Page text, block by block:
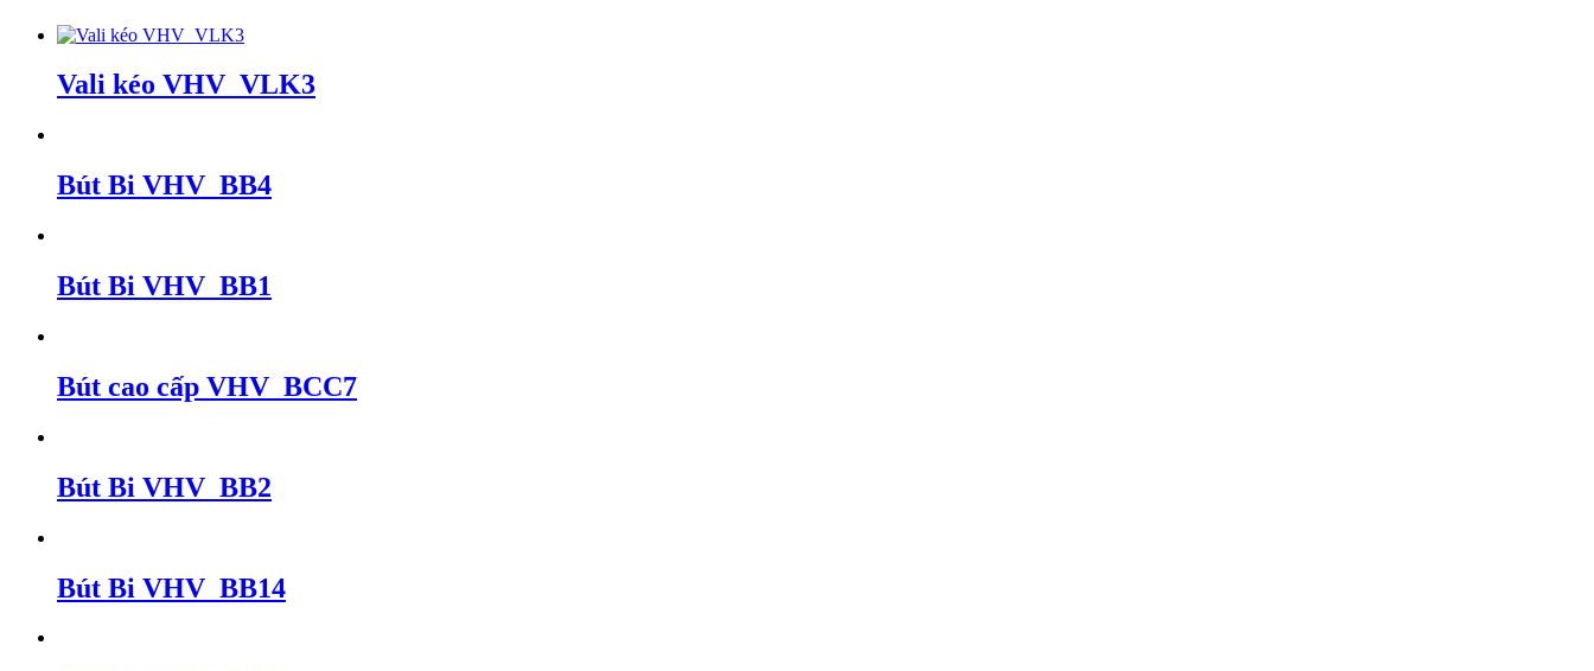
Vali kéo VHV_VLK3
Bút Bi VHV_BB4
Bút Bi VHV_BB1
Bút cao cấp VHV_BCC7
Bút Bi VHV_BB2
Bút Bi VHV_BB14